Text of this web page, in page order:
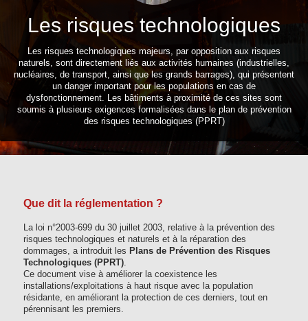
Les risques technologiques
Les risques technologiques majeurs, par opposition aux risques
naturels, sont directement liés aux activités humaines (industrielles,
nucléaires, de transport, ainsi que les grands barrages), qui présentent
un danger important pour les populations en cas de
dysfonctionnement. Les bâtiments à proximité de ces sites sont
soumis à plusieurs exigences formalisées dans le plan de prévention
des risques technologiques (PPRT)
Que dit la réglementation ?
La loi n°2003-699 du 30 juillet 2003, relative à la prévention des
risques technologiques et naturels et à la réparation des
dommages, a introduit les Plans de Prévention des Risques
Technologiques (PPRT).
Ce document vise à améliorer la coexistence les
installations/exploitations à haut risque avec la population
résidante, en améliorant la protection de ces derniers, tout en
pérennisant les premiers.